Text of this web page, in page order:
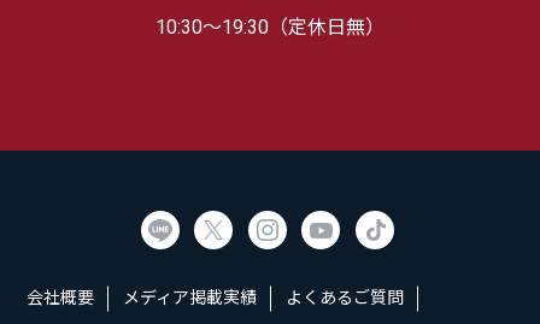
10:30～19:30（定休日無）
会社概要 メディア掲載実績 よくあるご質問